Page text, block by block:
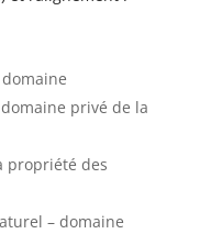
privé de la
propriété des
– domaine